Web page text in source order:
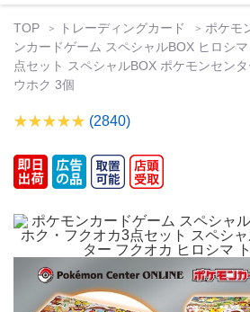
TOP トレーディングカード ポケモ
ンカードゲーム スペシャルBOX ヒロシ
点セット スペシャルBOX ポケモンセン
ウホク 3個
(2840)